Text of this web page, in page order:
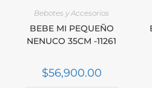
Bebotes y Accesorios
BEBE MI PEQUEÑO
NENUCO 35CM -11261
$56,900.00